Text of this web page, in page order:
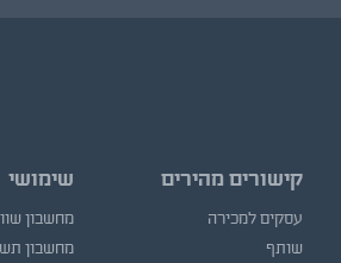
קישורים מהירים
עסקים למכירה
שותף
שימושי
מחשבון
מחשבון